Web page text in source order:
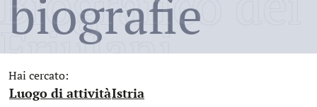
Friulani
biografie
Hai cercato:
Luogo di attività
:Istria